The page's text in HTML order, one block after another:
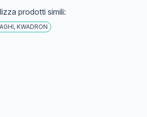
prodotti simili:
KWADRON